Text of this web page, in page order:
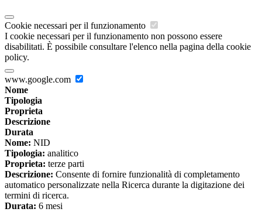
Cookie necessari per il funzionamento
I cookie necessari per il funzionamento non possono essere
disabilitati. È possibile consultare l'elenco nella pagina della cookie
policy.
www.google.com
Nome
Tipologia
Proprieta
Descrizione
Durata
Nome: NID
Tipologia: analitico
Proprieta: terze parti
Descrizione: Consente di fornire funzionalità di completamento
automatico personalizzate nella Ricerca durante la digitazione dei
termini di ricerca.
Durata: 6 mesi